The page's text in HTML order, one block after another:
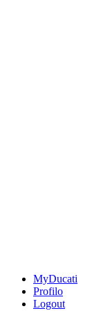
MyDucati
Profilo
Logout